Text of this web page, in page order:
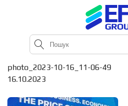
photo_2023-10-16_11-06-49
16.10.2023